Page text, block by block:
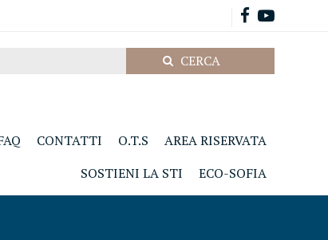
CONTATTI O.T.S
AREA RISERVATA
SOSTIENI LA STI
ECO-SOFIA